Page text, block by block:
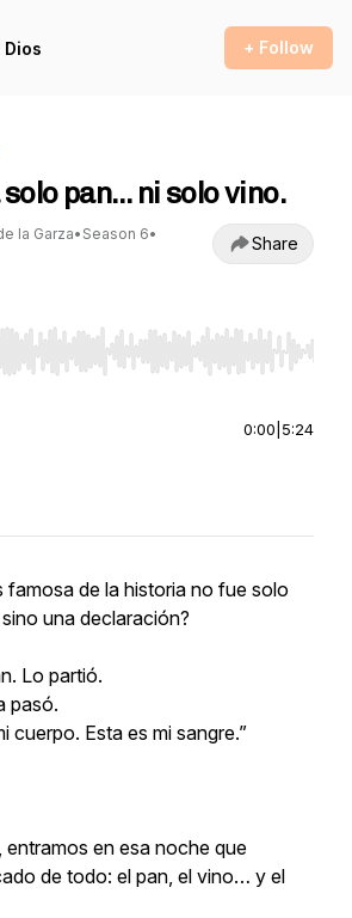
+ Follow
pan… ni solo vino.
la Garza• Season 6•
Share
Right to seek, Home/End to jump to
0:00 5:24
famosa de la historia no fue solo
una declaración?
Lo partió.
pasó.
cuerpo. Esta es mi sangre.”
entramos en esa noche que
de todo: el pan, el vino… y el